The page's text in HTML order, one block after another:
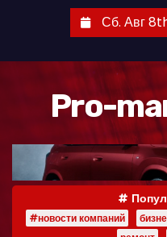
Сб. Авг
Pro-
#новости компаний